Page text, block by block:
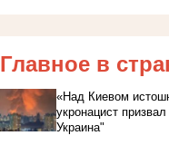
Главное в
«Над Киевом
укронацист
Украина"